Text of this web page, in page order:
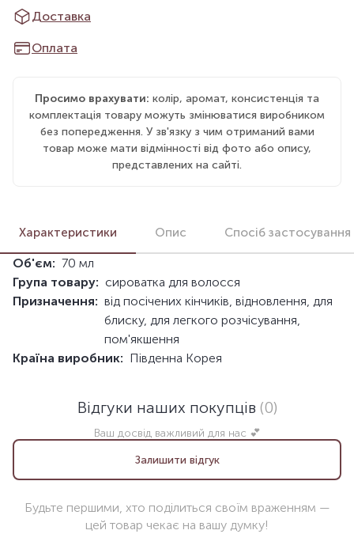
Доставка
Оплата
Просимо врахувати: колір, аромат, консистенція та
комплектація товару можуть змінюватися виробником
без попередження. У зв'язку з чим отриманий вами
товар може мати відмінності від фото або опису,
представлених на сайті.
Характеристики Опис Спосіб застосування
Об'єм: 70 мл
Група товару: сироватка для волосся
Призначення: від посічених кінчиків, відновлення, для
блиску, для легкого розчісування,
пом'якшення
Країна виробник: Південна Корея
Відгуки наших покупців (0)
Ваш досвід важливий для нас 💕
Залишити відгук
Будьте першими, хто поділиться своїм враженням —
цей товар чекає на вашу думку!